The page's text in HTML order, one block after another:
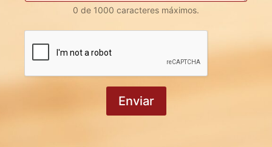
0 de 1000 caracteres máximos.
Enviar